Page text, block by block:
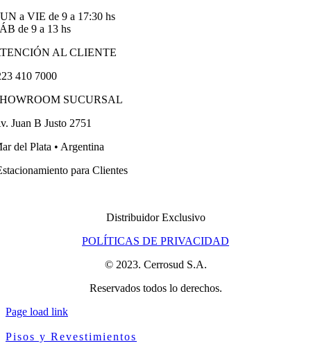
a VIE de 9 a 17:30 hs
de 9 a 13 hs
AL CLIENTE
410 7000
SUCURSAL
Juan B Justo 2751
del Plata • Argentina
para Clientes
Distribuidor Exclusivo
POLÍTICAS DE PRIVACIDAD
© 2023. Cerrosud S.A.
Reservados todos lo derechos.
Page load link
Pisos y Revestimientos